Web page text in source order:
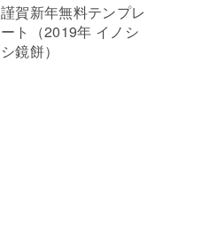
謹賀新年無料テンプレ
ート（2019年 イノシ
シ鏡餅）